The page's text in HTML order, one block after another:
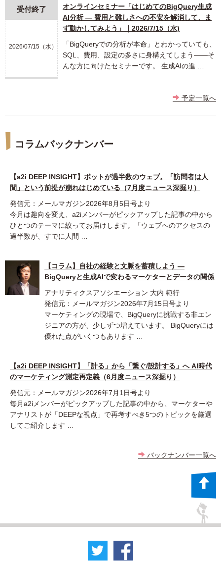
受付終了
2026/07/15（水）
オンラインセミナー「はじめてのBigQuery生成
AI分析 ― 費用と難しさへの不安を解消して、ま
ず動かしてみよう」｜2026/7/15（水)
「BigQueryでの分析が本命」とわかっていても、
SQL、費用、設定の多さに身構えてしまう――そ
んな方に向けたセミナーです。 生成AIの進 …
予定一覧へ
コラムバックナンバー
【a2i DEEP INSIGHT】ボットが過半数のウェブ。「訪問者は人
間」という前提が崩れはじめている（7月度ニュース深掘り）
発信元：メールマガジン2026年8月5日号より
今月は趣向を変え、a2iメンバーがピックアップした記事の中から
ひとつのテーマに絞ってお届けします。「ウェブへのアクセスの
過半数が、すでに人間 …
【コラム】自社の経験と文脈を蓄積しよう ―
BigQueryと生成AIで変わるマーケターとデータの関係
アナリティクスアソシエーション 大内 範行
発信元：メールマガジン2026年7月15日号より
マーケティングの現場で、BigQueryに挑戦する非エン
ジニアの方が、少しずつ増えています。 BigQueryには
優れた点がいくつもあります …
【a2i DEEP INSIGHT】「計る」から「繋ぐ/設計する」へ AI時代
のマーケティング測定再定義（6月度ニュース深掘り）
発信元：メールマガジン2026年7月1日号より
毎月a2iメンバーがピックアップした記事の中から、マーケターや
アナリストが「DEEPな視点」で再考すべき5つのトピックを厳選
してご紹介します …
バックナンバー一覧へ